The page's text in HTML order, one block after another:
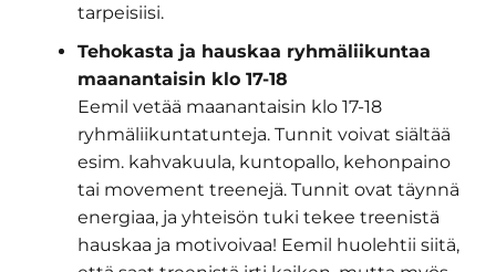
tarpeisiisi.
Tehokasta ja hauskaa ryhmäliikuntaa
maanantaisin klo 17-18
Eemil vetää maanantaisin klo 17-18
ryhmäliikuntatunteja. Tunnit voivat siältää
esim. kahvakuula, kuntopallo, kehonpaino
tai movement treenejä. Tunnit ovat täynnä
energiaa, ja yhteisön tuki tekee treenistä
hauskaa ja motivoivaa! Eemil huolehtii siitä,